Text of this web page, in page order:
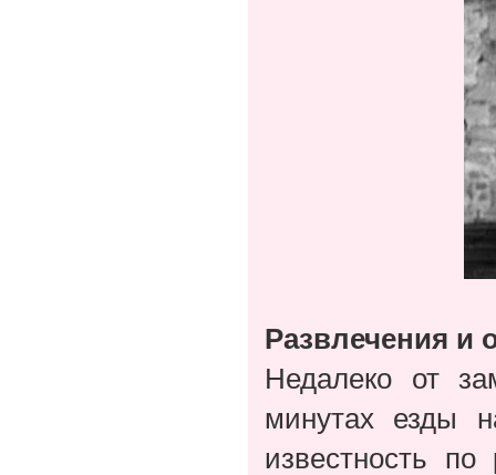
Развлечения и
Недалеко от
минутах езды
известность